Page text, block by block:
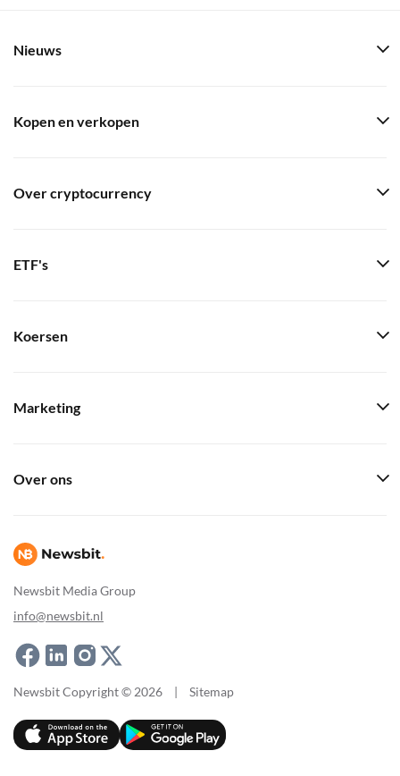
Newsbit Media Group
info@newsbit.nl
Nieuws
Kopen en verkopen
Over cryptocurrency
ETF's
Koersen
Marketing
Over ons
Newsbit Copyright © 2026 | Sitemap